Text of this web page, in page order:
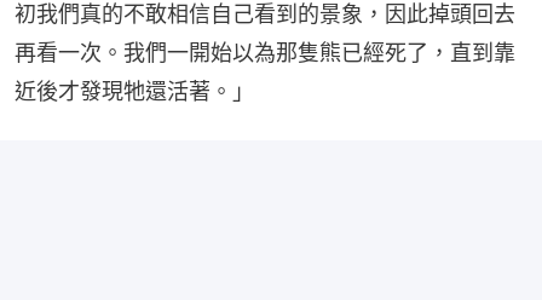
初我們真的不敢相信自己看到的景象，因此掉頭回去
再看一次。我們一開始以為那隻熊已經死了，直到靠
近後才發現牠還活著。」